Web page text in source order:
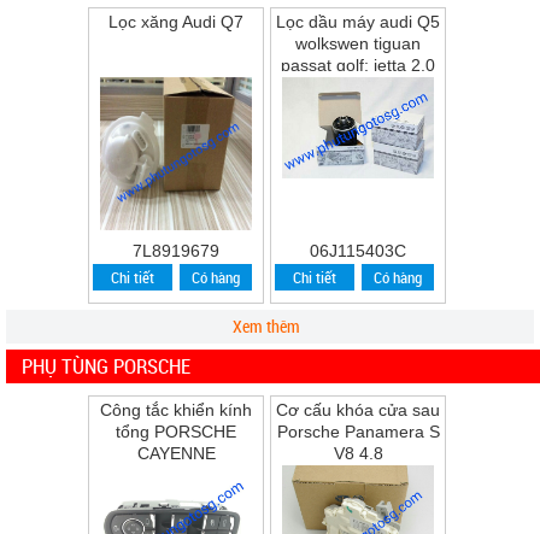
Lọc xăng Audi Q7
7L8919679
Chi tiết Có hàng
Lọc dầu máy audi Q5
wolkswen tiguan
passat golf; jetta 2.0
06J115403C
Chi tiết Có hàng
Xem thêm
PHỤ TÙNG PORSCHE
Công tắc khiển kính
tổng PORSCHE
CAYENNE
Cơ cấu khóa cửa sau
Porsche Panamera S
V8 4.8